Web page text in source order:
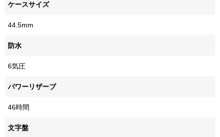
ケースサイズ
44.5mm
防水
6気圧
パワーリザーブ
46時間
文字盤